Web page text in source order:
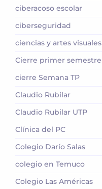
ciberacoso escolar
ciberseguridad
ciencias y artes visuales
Cierre primer semestre
cierre Semana TP
Claudio Rubilar
Claudio Rubilar UTP
Clínica del PC
Colegio Darío Salas
colegio en Temuco
Colegio Las Américas